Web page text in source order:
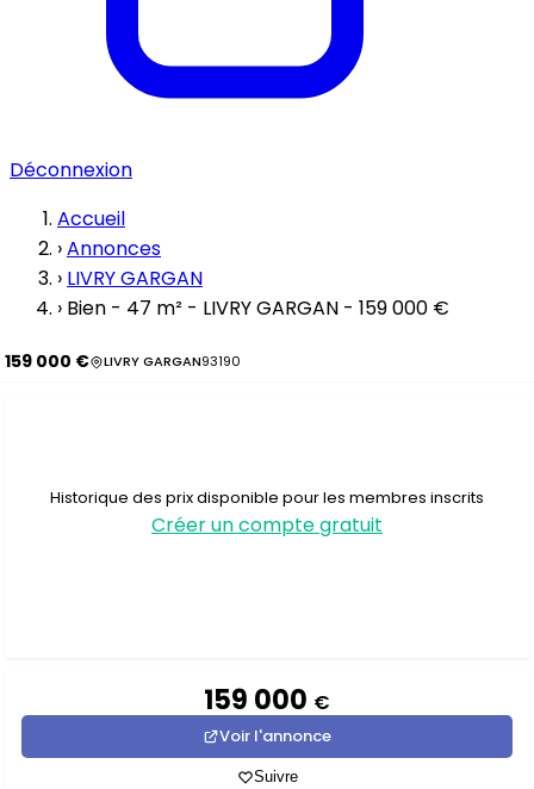
Déconnexion
Accueil
›Annonces
› LIVRY GARGAN
› Bien - 47 m² - LIVRY GARGAN - 159 000 €
159 000 € LIVRY GARGAN93190
Historique des prix disponible pour les membres inscrits
Créer un compte gratuit
159 000 €
Voir l'annonce
Suivre